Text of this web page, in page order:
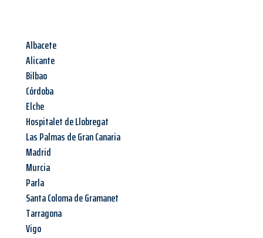
Albacete
Alicante
Bilbao
Córdoba
Elche
Hospitalet de Llobregat
Las Palmas de Gran Canaria
Madrid
Murcia
Parla
Santa Coloma de Gramanet
Tarragona
Vigo